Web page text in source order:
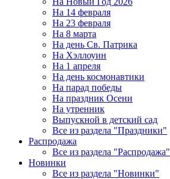
На 14 февраля
На 23 февраля
На 8 марта
На день Св. Патрика
На Хэллоуин
На 1 апреля
На день космонавтики
На парад победы
На праздник Осени
На утренник
Выпускной в детский сад
Все из раздела "Праздники"
Распродажа
Все из раздела "Распродажа"
Новинки
Все из раздела "Новинки"